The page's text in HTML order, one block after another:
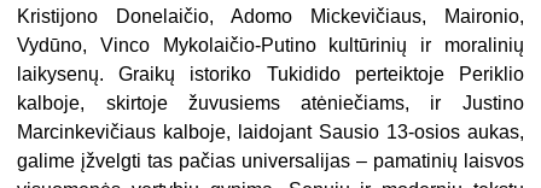
Kristijono Donelaičio, Adomo Mickevičiaus, Maironio,
Vydūno, Vinco Mykolaičio-Putino kultūrinių ir moralinių
laikysenų. Graikų istoriko Tukidido perteiktoje Periklio
kalboje, skirtoje žuvusiems atėniečiams, ir Justino
Marcinkevičiaus kalboje, laidojant Sausio 13-osios aukas,
galime įžvelgti tas pačias universalijas – pamatinių laisvos